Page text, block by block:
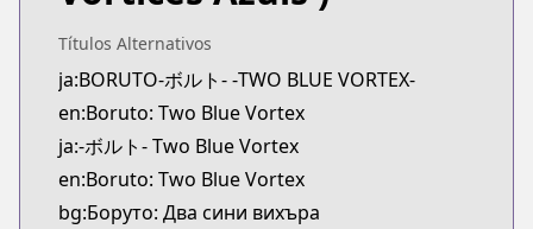
https://www.mangaupdates.com/
Book☆Walker
Book☆Walker
Official English
Official English
https://mangaplus.shueisha.co.jp/titles/100269
Títulos Alternativos
ja:BORUTO-ボルト- -TWO BLUE VORTEX-
en:Boruto: Two Blue Vortex
ja:-ボルト- Two Blue Vortex
en:Boruto: Two Blue Vortex
bg:Боруто: Два сини вихъра